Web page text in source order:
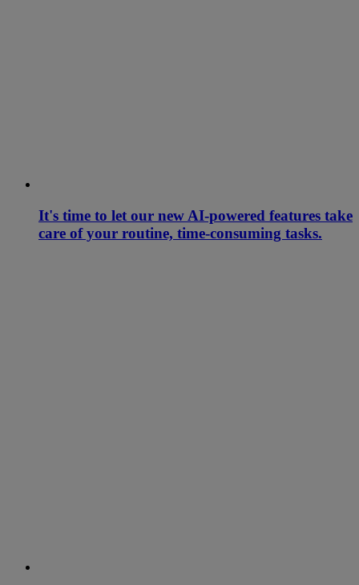
It's time to let our new AI-powered features take
care of your routine, time-consuming tasks.